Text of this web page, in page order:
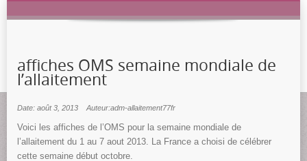
Accueil
Pourquoi consulter?
Commentaire
affiches OMS semaine mondiale de
l’allaitement
Date: août 3, 2013 Auteur:adm-allaitement77fr
Voici les affiches de l’OMS pour la semaine mondiale de
l’allaitement du 1 au 7 aout 2013. La France a choisi de célébrer
cette semaine début octobre.